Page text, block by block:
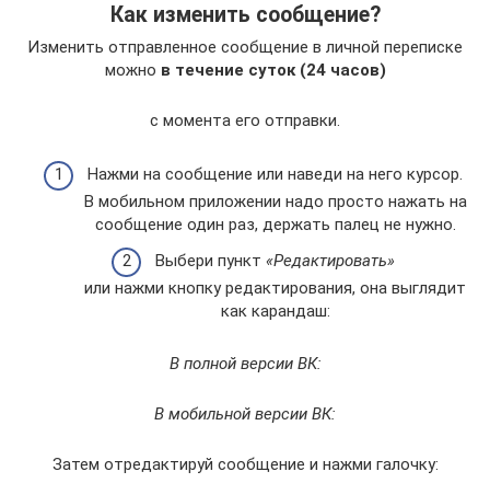
Как изменить сообщение?
Изменить отправленное сообщение в личной переписке
можно в течение суток (24 часов)
с момента его отправки.
Нажми на сообщение или наведи на него курсор.
В мобильном приложении надо просто нажать на
сообщение один раз, держать палец не нужно.
Выбери пункт «Редактировать»
или нажми кнопку редактирования, она выглядит
как карандаш:
В полной версии ВК:
В мобильной версии ВК:
Затем отредактируй сообщение и нажми галочку: